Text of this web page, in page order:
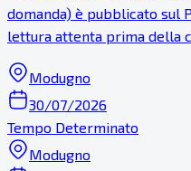
domanda) è pubblicato sul
lettura attenta prima della
Modugno
30/07/2026
Tempo Determinato
Modugno